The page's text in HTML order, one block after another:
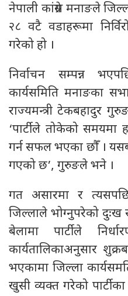
नेपाली कांग्रेस मनाङले
२८ वटै वडाहरूमा
गरेको हो ।
निर्वाचन सम्पन्न
कार्यसमिति मनाङका
राज्यमन्त्री टेकबहादुर
‘पार्टीले तोकेको समयमा
गर्न सफल भएका छौँ ।
गएको छ’, गुरुङले भने ।
गत असारमा र
जिल्लाले भोग्नुपरेको
बेलामा पार्टीले
कार्यतालिकाअनुसार
भएकामा जिल्ला
खुसी व्यक्त गरेको